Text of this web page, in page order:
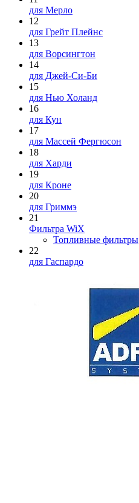
для Мерло
12
для Грейт Плейнс
13
для Ворсингтон
14
для Джей-Си-Би
15
для Нью Холанд
16
для Кун
17
для Массей Фергюсон
18
для Харди
19
для Кроне
20
для Гриммэ
21
Фильтра WiX
Топливные фильтры
22
для Гаспардо